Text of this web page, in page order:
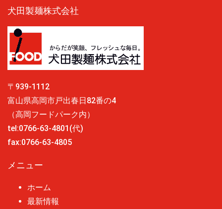
犬田製麺株式会社
〒939-1112
富山県高岡市戸出春日82番の4
（高岡フードパーク内）
tel:0766-63-4801(代)
fax:0766-63-4805
メニュー
ホーム
最新情報